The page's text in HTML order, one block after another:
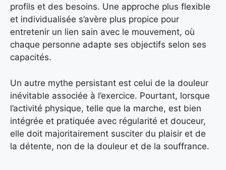
profils et des besoins. Une approche plus flexible
et individualisée s’avère plus propice pour
entretenir un lien sain avec le mouvement, où
chaque personne adapte ses objectifs selon ses
capacités.
Un autre mythe persistant est celui de la douleur
inévitable associée à l’exercice. Pourtant, lorsque
l’activité physique, telle que la marche, est bien
intégrée et pratiquée avec régularité et douceur,
elle doit majoritairement susciter du plaisir et de
la détente, non de la douleur et de la souffrance.